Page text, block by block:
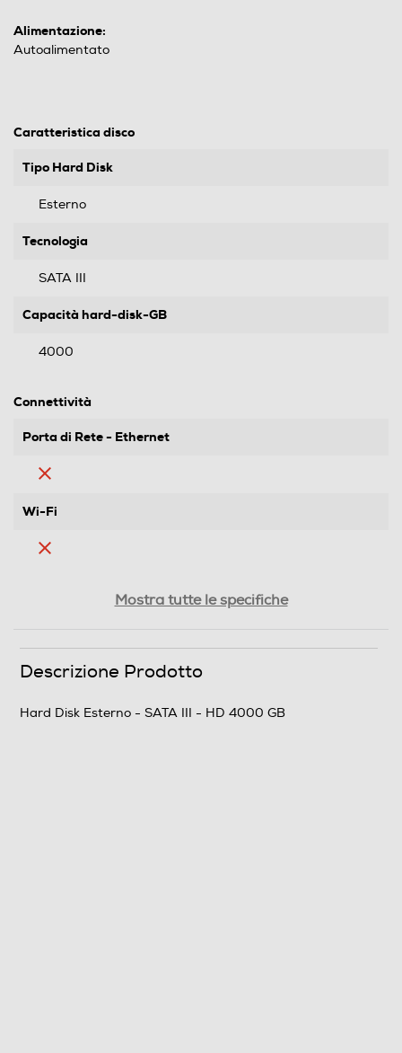
Alimentazione:
Autoalimentato
Caratteristica disco
Tipo Hard Disk
Esterno
Tecnologia
SATA III
Capacità hard-disk-GB
4000
Connettività
Porta di Rete - Ethernet
Wi-Fi
Autoalimentato
Dimensioni - Peso
Mostra tutte le specifiche
Descrizione Prodotto
Hard Disk Esterno - SATA III - HD 4000 GB